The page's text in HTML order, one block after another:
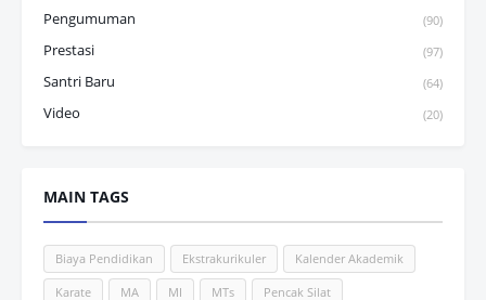
Pengumuman (90)
Prestasi (97)
Santri Baru (64)
Video (20)
MAIN TAGS
Biaya Pendidikan Ekstrakurikuler Kalender Akademik
Karate MA MI MTs Pencak Silat